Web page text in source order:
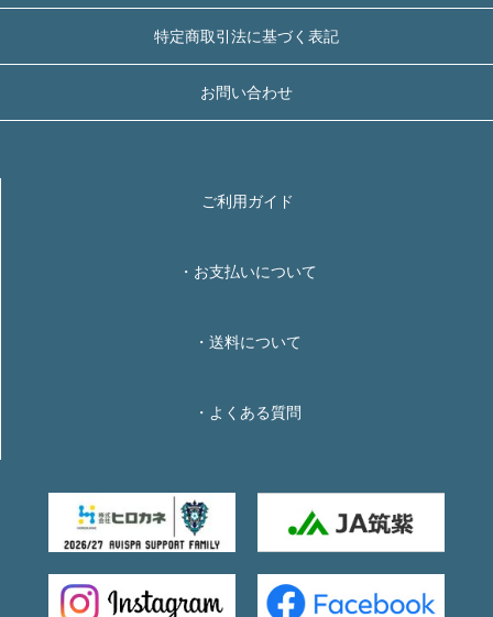
ご利用ガイド
・お支払いについて
・送料について
・よくある質問
特定商取引法に基づく表記
お問い合わせ